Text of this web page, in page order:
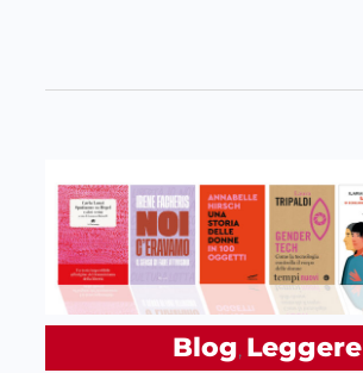
Blog, Leggere